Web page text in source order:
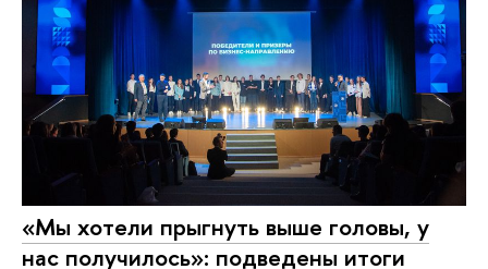
«Мы хотели прыгнуть выше головы, у
нас получилось»: подведены итоги